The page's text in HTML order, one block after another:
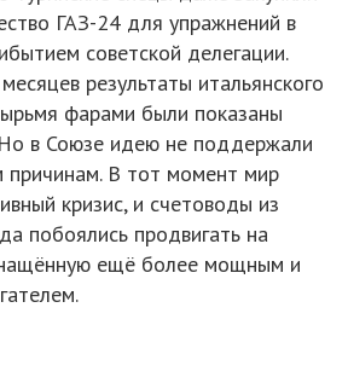
ГАЗ-24 для упражнений в
советской делегации.
результаты итальянского
фарами были показаны
Но в Союзе идею не поддержали
причинам. В тот момент мир
кризис, и счетоводы из
побоялись продвигать на
ещё более мощным и